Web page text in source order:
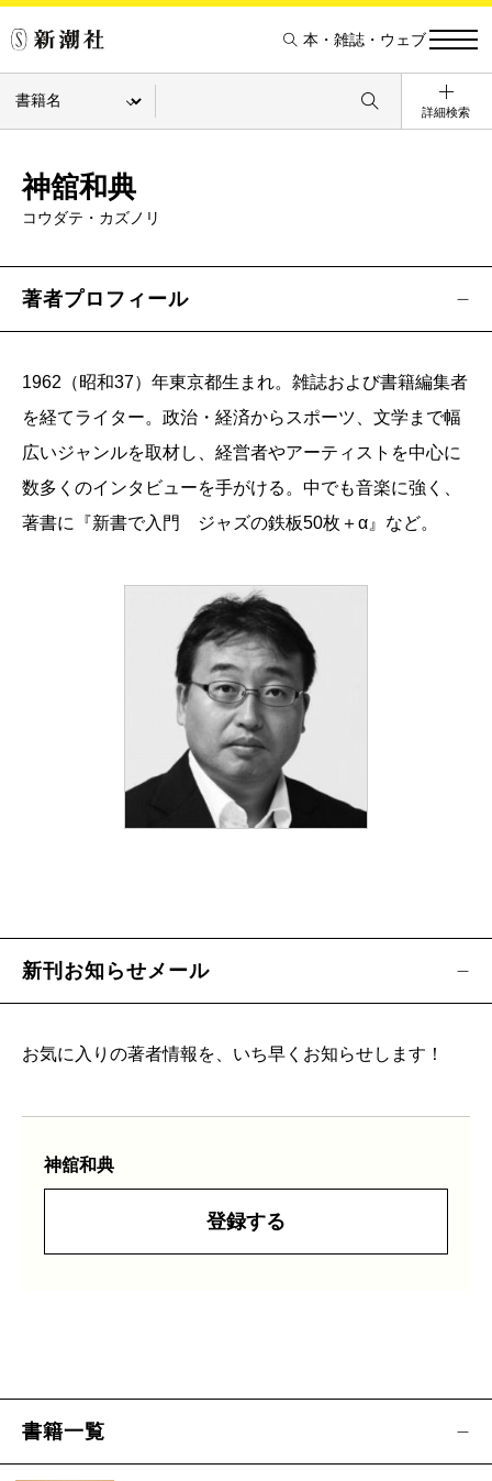
本・雑誌・ウェブ
詳細検索
神舘和典
コウダテ・カズノリ
著者プロフィール
1962（昭和37）年東京都生まれ。雑誌および書籍編集者
を経てライター。政治・経済からスポーツ、文学まで幅
広いジャンルを取材し、経営者やアーティストを中心に
数多くのインタビューを手がける。中でも音楽に強く、
著書に『新書で入門 ジャズの鉄板50枚＋α』など。
新刊お知らせメール
お気に入りの著者情報を、いち早くお知らせします！
神舘和典
登録する
書籍一覧